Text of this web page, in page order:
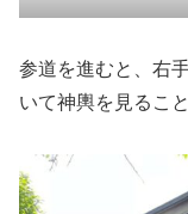
参道を進むと、右
いて神輿を見るこ